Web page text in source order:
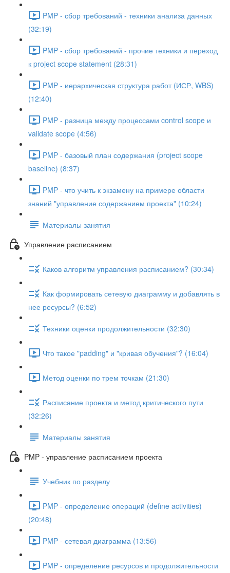
PMP - сбор требований - техники анализа данных
(32:19)
PMP - сбор требований - прочие техники и переход
к project scope statement (28:31)
PMP - иерархическая структура работ (ИСР, WBS)
(12:40)
PMP - разница между процессами control scope и
validate scope (4:56)
PMP - базовый план содержания (project scope
baseline) (8:37)
PMP - что учить к экзамену на примере области
знаний "управление содержанием проекта" (10:24)
Материалы занятия
Управление расписанием
Каков алгоритм управления расписанием? (30:34)
Как формировать сетевую диаграмму и добавлять в
нее ресурсы? (6:52)
Техники оценки продолжительности (32:30)
Что такое "padding" и "кривая обучения"? (16:04)
Метод оценки по трем точкам (21:30)
Расписание проекта и метод критического пути
(32:26)
Материалы занятия
PMP - управление расписанием проекта
Учебник по разделу
PMP - определение операций (define activities)
(20:48)
PMP - сетевая диаграмма (13:56)
PMP - определение ресурсов и продолжительности